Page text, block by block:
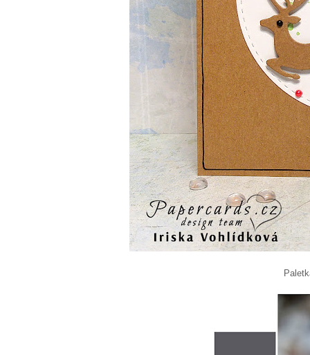
Paletka pro 48. kolo